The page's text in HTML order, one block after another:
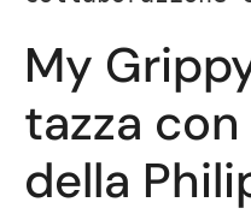
My
tazza
della